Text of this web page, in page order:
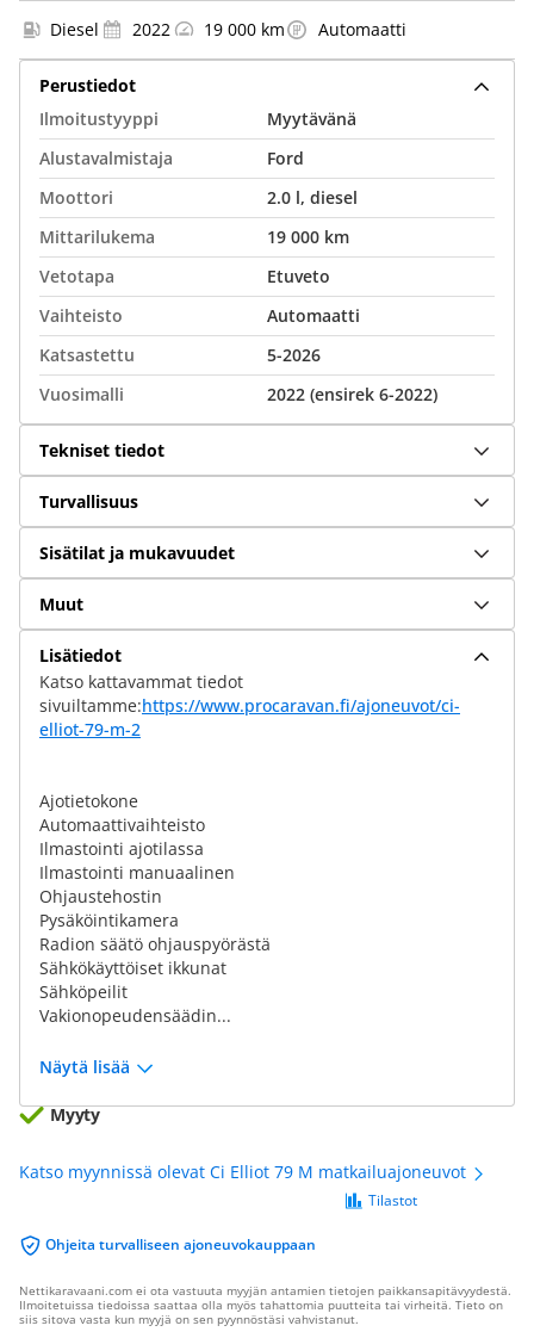
Diesel 2022 19 000 km Automaatti
Perustiedot
Ilmoitustyyppi
Myytävänä
Alustavalmistaja
Ford
Moottori
2.0 l, diesel
Mittarilukema
19 000 km
Vetotapa
Etuveto
Vaihteisto
Automaatti
Katsastettu
5-2026
Vuosimalli
2022 (ensirek 6-2022)
Tekniset tiedot
Turvallisuus
Sisätilat ja mukavuudet
Muut
Lisätiedot
Katso kattavammat tiedot
sivuiltamme:https://www.procaravan.fi/ajoneuvot/ci-
elliot-79-m-2
Ajotietokone
Automaattivaihteisto
Ilmastointi ajotilassa
Ilmastointi manuaalinen
Ohjaustehostin
Pysäköintikamera
Radion säätö ohjauspyörästä
Sähkökäyttöiset ikkunat
Sähköpeilit
Vakionopeudensäädin...
Näytä lisää
Myyty
Katso myynnissä olevat Ci Elliot 79 M matkailuajoneuvot
Ohjeita turvalliseen ajoneuvokauppaan
Tilastot
Nettikaravaani.com ei ota vastuuta myyjän antamien tietojen paikkansapitävyydestä.
Ilmoitetuissa tiedoissa saattaa olla myös tahattomia puutteita tai virheitä. Tieto on
siis sitova vasta kun myyjä on sen pyynnöstäsi vahvistanut.